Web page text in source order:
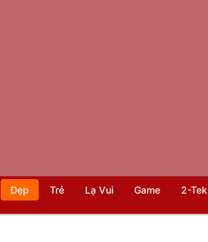
Đẹp Trẻ Lạ Vui Game 2-Tek